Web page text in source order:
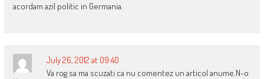
acordam azil politic in Germania.
July 26, 2012 at 09:40
Va rog sa ma scuzati ca nu comentez un articol anume.N-o